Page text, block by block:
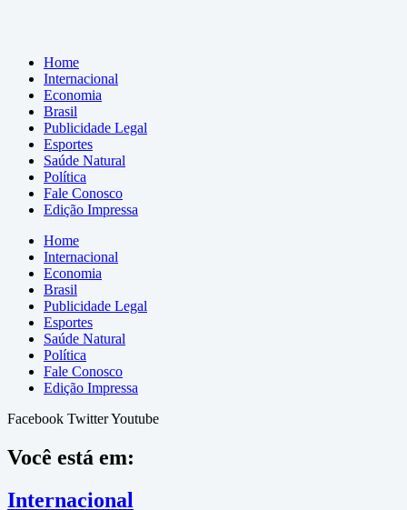
Home
Internacional
Economia
Brasil
Publicidade Legal
Esportes
Saúde Natural
Política
Fale Conosco
Edição Impressa
Home
Internacional
Economia
Brasil
Publicidade Legal
Esportes
Saúde Natural
Política
Fale Conosco
Edição Impressa
Facebook TwitterYoutube
Você está em:
Internacional